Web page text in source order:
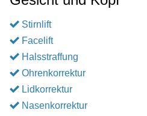
Stirnlift
Facelift
Halsstraffung
Ohrenkorrektur
Lidkorrektur
Nasenkorrektur